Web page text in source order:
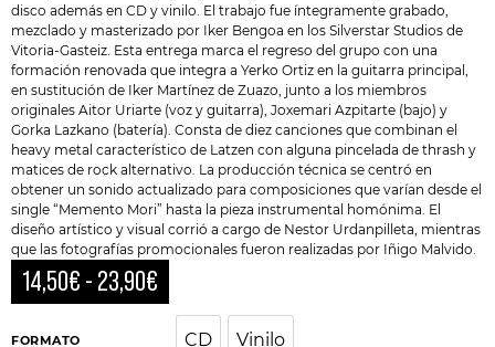
disco además en CD y vinilo. El trabajo fue íntegramente grabado,
mezclado y masterizado por Iker Bengoa en los Silverstar Studios de
Vitoria-Gasteiz. Esta entrega marca el regreso del grupo con una
formación renovada que integra a Yerko Ortiz en la guitarra principal,
en sustitución de Iker Martínez de Zuazo, junto a los miembros
originales Aitor Uriarte (voz y guitarra), Joxemari Azpitarte (bajo) y
Gorka Lazkano (batería). Consta de diez canciones que combinan el
heavy metal característico de Latzen con alguna pincelada de thrash y
matices de rock alternativo. La producción técnica se centró en
obtener un sonido actualizado para composiciones que varían desde el
single “Memento Mori” hasta la pieza instrumental homónima. El
diseño artístico y visual corrió a cargo de Nestor Urdanpilleta, mientras
que las fotografías promocionales fueron realizadas por Iñigo Malvido.
14,50€ - 23,90€
FORMATO CD Vinilo